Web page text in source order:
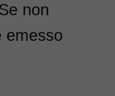
non
emesso